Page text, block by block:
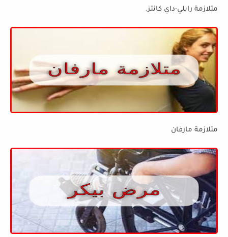
متلازمة رايلي-داي كانتز.
متلازمة مارفان